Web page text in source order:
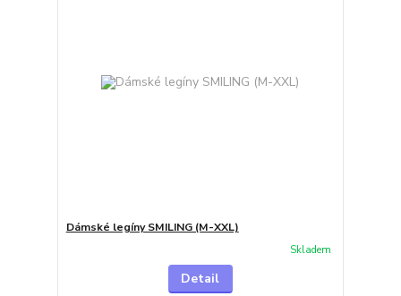
Dámské legíny SMILING (M-XXL)
Skladem
Detail